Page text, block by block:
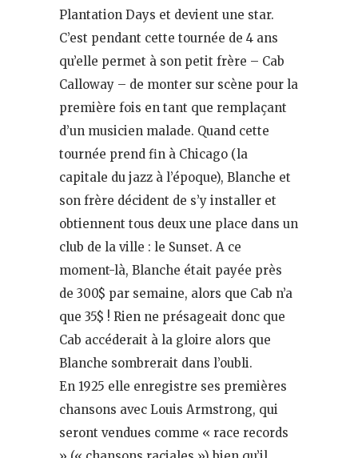
Plantation Days et devient une star.
C’est pendant cette tournée de 4 ans
qu’elle permet à son petit frère – Cab
Calloway – de monter sur scène pour la
première fois en tant que remplaçant
d’un musicien malade. Quand cette
tournée prend fin à Chicago (la
capitale du jazz à l’époque), Blanche et
son frère décident de s’y installer et
obtiennent tous deux une place dans un
club de la ville : le Sunset. A ce
moment-là, Blanche était payée près
de 300$ par semaine, alors que Cab n’a
que 35$ ! Rien ne présageait donc que
Cab accéderait à la gloire alors que
Blanche sombrerait dans l’oubli.
En 1925 elle enregistre ses premières
chansons avec Louis Armstrong, qui
seront vendues comme « race records